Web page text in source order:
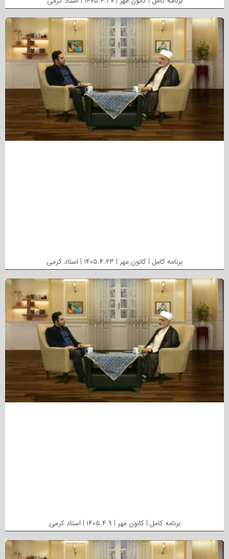
برنامه کامل | کانون مهر | ۱۴۰۵.۴.۲۳ | استاد کرمی
برنامه کامل | کانون مهر | ۱۴۰۵.۴.۹ | استاد کرمی